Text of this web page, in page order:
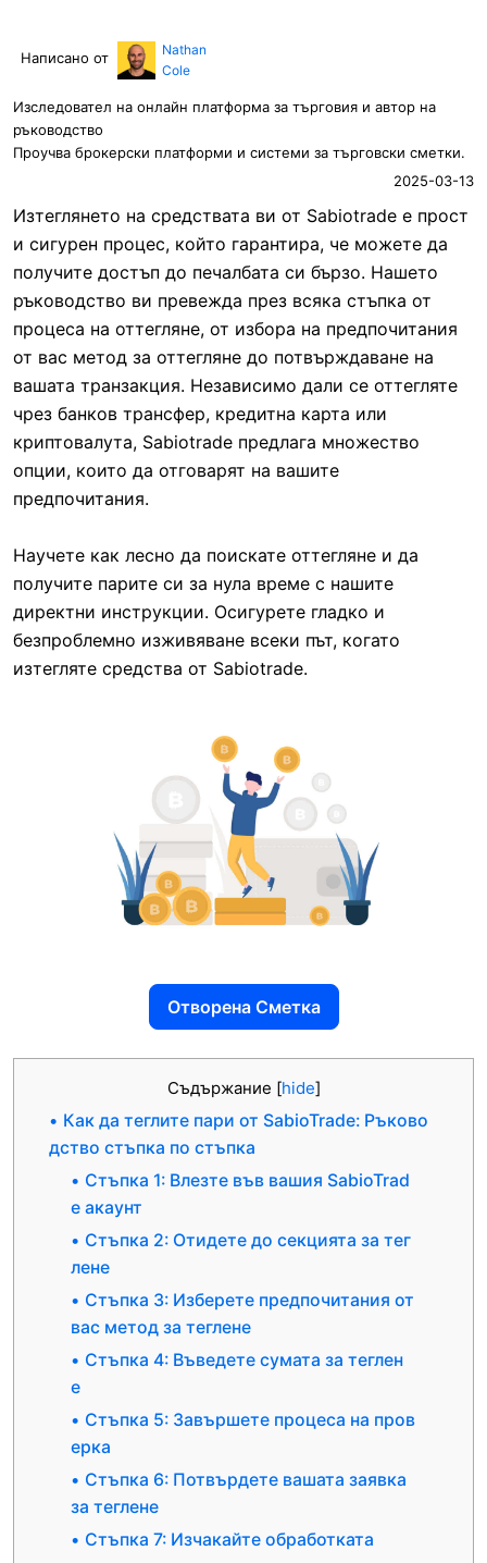
Написано от
Nathan
Cole
Изследовател на онлайн платформа за търговия и автор на
ръководство
Проучва брокерски платформи и системи за търговски сметки.
2025-03-13
Изтеглянето на средствата ви от Sabiotrade е прост
и сигурен процес, който гарантира, че можете да
получите достъп до печалбата си бързо. Нашето
ръководство ви превежда през всяка стъпка от
процеса на оттегляне, от избора на предпочитания
от вас метод за оттегляне до потвърждаване на
вашата транзакция. Независимо дали се оттегляте
чрез банков трансфер, кредитна карта или
криптовалута, Sabiotrade предлага множество
опции, които да отговарят на вашите
предпочитания.
Научете как лесно да поискате оттегляне и да
получите парите си за нула време с нашите
директни инструкции. Осигурете гладко и
безпроблемно изживяване всеки път, когато
изтегляте средства от Sabiotrade.
Отворена Сметка
Съдържание [hide]
Как да теглите пари от SabioTrade: Ръково
дство стъпка по стъпка
Стъпка 1: Влезте във вашия SabioTrad
e акаунт
Стъпка 2: Отидете до секцията за тег
лене
Стъпка 3: Изберете предпочитания от
вас метод за теглене
Стъпка 4: Въведете сумата за теглен
е
Стъпка 5: Завършете процеса на пров
ерка
Стъпка 6: Потвърдете вашата заявка
за теглене
Стъпка 7: Изчакайте обработката